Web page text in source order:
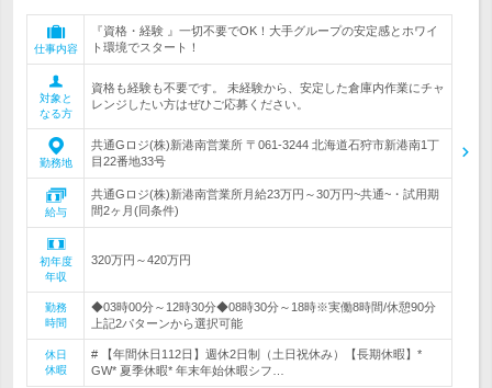
仕事内容
『資格・経験 』一切不要でOK！大手グループの安定感とホワイ
ト環境でスタート！
対象と
なる方
資格も経験も不要です。 未経験から、安定した倉庫内作業にチャ
レンジしたい方はぜひご応募ください。
勤務地
共通Gロジ(株)新港南営業所 〒061-3244 北海道石狩市新港南1丁
目22番地33号
給与
共通Gロジ(株)新港南営業所月給23万円～30万円~共通~・試用期
間2ヶ月(同条件)
初年度
年収
320万円～420万円
勤務
時間
◆03時00分～12時30分◆08時30分～18時※実働8時間/休憩90分
上記2パターンから選択可能
休日
休暇
# 【年間休日112日】週休2日制（土日祝休み）【長期休暇】*
GW* 夏季休暇* 年末年始休暇シフ…